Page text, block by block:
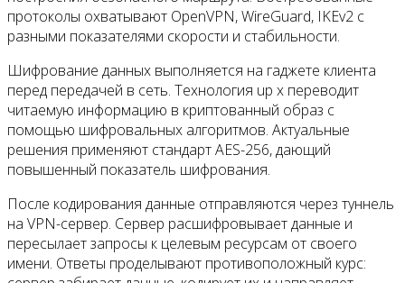
протоколы охватывают OpenVPN, WireGuard, IKEv2 с
разными показателями скорости и стабильности.
Шифрование данных выполняется на гаджете клиента
перед передачей в сеть. Технология up x переводит
читаемую информацию в криптованный образ с
помощью шифровальных алгоритмов. Актуальные
решения применяют стандарт AES-256, дающий
повышенный показатель шифрования.
После кодирования данные отправляются через туннель
на VPN-сервер. Сервер расшифровывает данные и
пересылает запросы к целевым ресурсам от своего
имени. Ответы проделывают противоположный курс: